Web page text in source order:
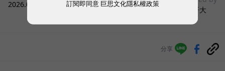
2026.08.03 3C生活
台灣大哥大
分享
訂閱即同意 巨思文化隱私權政策